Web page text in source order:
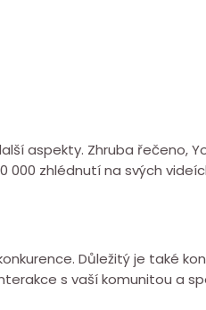
aspekty. Zhruba řečeno,
000 zhlédnutí na svých
Důležitý je také
s vaší komunitou a